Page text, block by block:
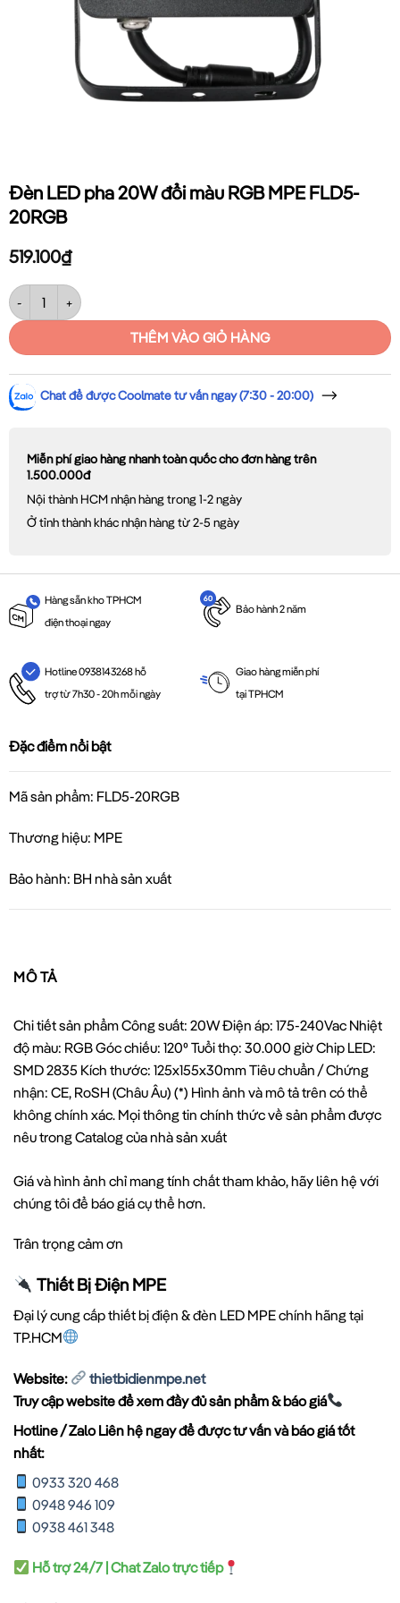
Đèn LED pha 20W đổi màu RGB MPE FLD5-
20RGB
519.100₫
Đèn LED pha 20W đổi màu RGB MPE FLD5-20RGB số lượng
THÊM VÀO GIỎ HÀNG
Chat để được Coolmate tư vấn ngay (7:30 - 20:00)
Miễn phí giao hàng nhanh toàn quốc cho đơn hàng trên
1.500.000đ
Nội thành HCM nhận hàng trong 1-2 ngày
Ở tỉnh thành khác nhận hàng từ 2-5 ngày
Hàng sẵn kho TPHCM
điện thoại ngay
Bảo hành 2 năm
Hotline 0938143268 hỗ
trợ từ 7h30 - 20h mỗi ngày
Giao hàng miễn phí
tại TPHCM
Đặc điểm nổi bật
Mã sản phẩm: FLD5-20RGB
Thương hiệu: MPE
Bảo hành: BH nhà sản xuất
MÔ TẢ
Chi tiết sản phẩm Công suất: 20W Điện áp: 175-240Vac Nhiệt
độ màu: RGB Góc chiếu: 120⁰ Tuổi thọ: 30.000 giờ Chip LED:
SMD 2835 Kích thước: 125x155x30mm Tiêu chuẩn / Chứng
nhận: CE, RoSH (Châu Âu) (*) Hình ảnh và mô tả trên có thể
không chính xác. Mọi thông tin chính thức về sản phẩm được
nêu trong Catalog của nhà sản xuất
Giá và hình ảnh chỉ mang tính chất tham khảo, hãy liên hệ với
chúng tôi để báo giá cụ thể hơn.
Trân trọng cảm ơn
Thiết Bị Điện MPE
Đại lý cung cấp thiết bị điện & đèn LED MPE chính hãng tại
TP.HCM
Website:
thietbidienmpe.net
Truy cập website để xem đầy đủ sản phẩm & báo giá
Hotline / Zalo Liên hệ ngay để được tư vấn và báo giá tốt
nhất:
0933 320 468
0948 946 109
0938 461 348
Hỗ trợ 24/7 | Chat Zalo trực tiếp